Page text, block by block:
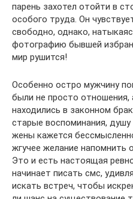
парень захотел отойти в
особого труда. Он
свободно, однако,
фотографию бывшей
мир рушится!
Особенно остро мужчину
были не просто
находились в законном
старые воспоминания,
жены кажется
жгучее желание напомнить
Это и есть настоящая
начинает писать смс,
искать встреч, чтобы